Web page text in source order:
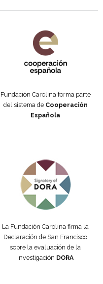
Fundación Carolina forma parte
del sistema de Cooperación
Española
La Fundación Carolina firma la
Declaración de San Francisco
sobre la evaluación de la
investigación DORA